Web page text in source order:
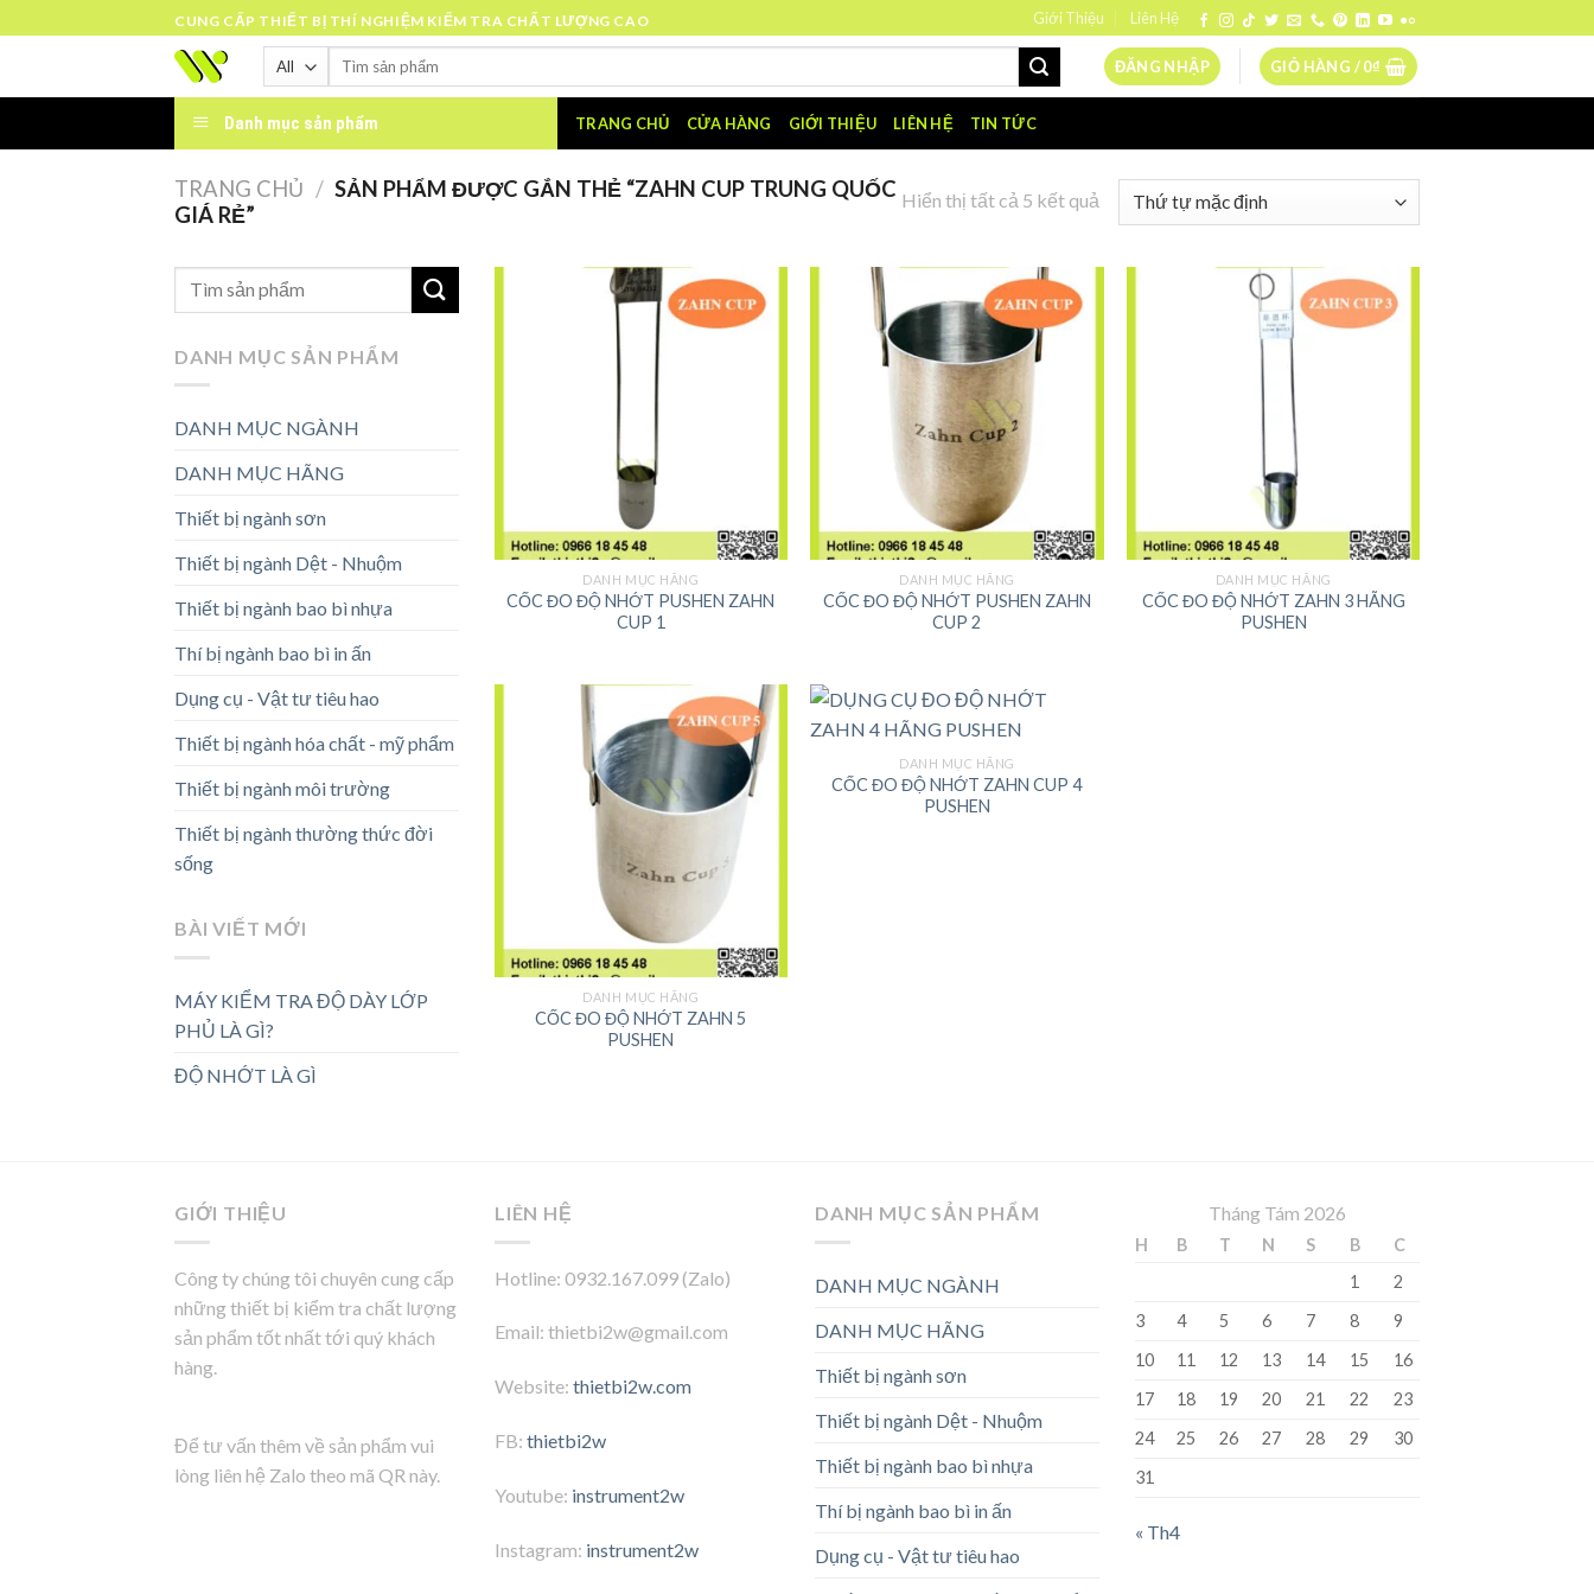
to
CUNG CẤP THIẾT BỊ THÍ NGHIỆM KIỂM TRA CHẤT LƯỢNG CAO Giới Thiệu Liên Hệ
Tìm
ĐĂNG NHẬP GIỎ HÀNG /0₫
Danh mục sản phẩm TRANG CHỦ CỬA HÀNG GIỚI THIỆU LIÊN HỆ TIN TỨC
TRANG CHỦ / SẢN PHẨM ĐƯỢC GẮN THẺ “ZAHN CUP TRUNG QUỐC
GIÁ RẺ”
Hiển thị tất cả 5 kết quả
DANH MỤC SẢN PHẨM
DANH MỤC NGÀNH
DANH MỤC HÃNG
Thiết bị ngành sơn
Thiết bị ngành Dệt - Nhuộm
Thiết bị ngành bao bì nhựa
Thí bị ngành bao bì in ấn
Dụng cụ - Vật tư tiêu hao
Thiết bị ngành hóa chất - mỹ phẩm
Thiết bị ngành môi trường
Thiết bị ngành thường thức đời
sống
BÀI VIẾT MỚI
MÁY KIỂM TRA ĐỘ DÀY LỚP
PHỦ LÀ GÌ?
ĐỘ NHỚT LÀ GÌ
DANH MỤC HÃNG
CỐC ĐO ĐỘ NHỚT PUSHEN ZAHN
CUP 1
DANH MỤC HÃNG
CỐC ĐO ĐỘ NHỚT PUSHEN ZAHN
CUP 2
DANH MỤC HÃNG
CỐC ĐO ĐỘ NHỚT ZAHN 3 HÃNG
PUSHEN
DANH MỤC HÃNG
CỐC ĐO ĐỘ NHỚT ZAHN 5
PUSHEN
DANH MỤC HÃNG
CỐC ĐO ĐỘ NHỚT ZAHN CUP 4
PUSHEN
GIỚI THIỆU
Công ty chúng tôi chuyên cung cấp
những thiết bị kiểm tra chất lượng
sản phẩm tốt nhất tới quý khách
hàng.
Để tư vấn thêm về sản phẩm vui
lòng liên hệ Zalo theo mã QR này.
LIÊN HỆ
Hotline: 0932.167.099 (Zalo)
Email: thietbi2w@gmail.com
Website: thietbi2w.com
FB: thietbi2w
Youtube: instrument2w
Instagram: instrument2w
DANH MỤC SẢN PHẨM
DANH MỤC NGÀNH
DANH MỤC HÃNG
Thiết bị ngành sơn
Thiết bị ngành Dệt - Nhuộm
Thiết bị ngành bao bì nhựa
Thí bị ngành bao bì in ấn
Dụng cụ - Vật tư tiêu hao
Tháng Tám 2026
H B T N S B
C
1
2
3
4 5 6 7 8
9
10
11 12 13 14 15
16
17
18 19 20 21 22
23
24
25 26 27 28 29
30
31
« Th4